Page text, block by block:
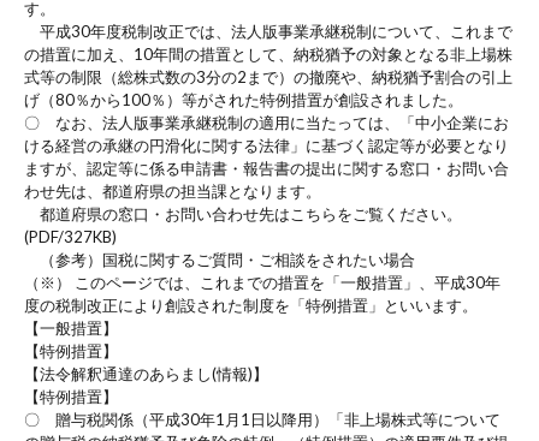
す。
平成30年度税制改正では、法人版事業承継税制について、これまで
の措置に加え、10年間の措置として、納税猶予の対象となる非上場株
式等の制限（総株式数の3分の2まで）の撤廃や、納税猶予割合の引上
げ（80％から100％）等がされた特例措置が創設されました。
〇 なお、法人版事業承継税制の適用に当たっては、「中小企業にお
ける経営の承継の円滑化に関する法律」に基づく認定等が必要となり
ますが、認定等に係る申請書・報告書の提出に関する窓口・お問い合
わせ先は、都道府県の担当課となります。
都道府県の窓口・お問い合わせ先はこちらをご覧ください。
(PDF/327KB)
（参考）国税に関するご質問・ご相談をされたい場合
（※） このページでは、これまでの措置を「一般措置」、平成30年
度の税制改正により創設された制度を「特例措置」といいます。
【一般措置】
【特例措置】
【法令解釈通達のあらまし(情報)】
【特例措置】
〇 贈与税関係（平成30年1月1日以降用）「非上場株式等について